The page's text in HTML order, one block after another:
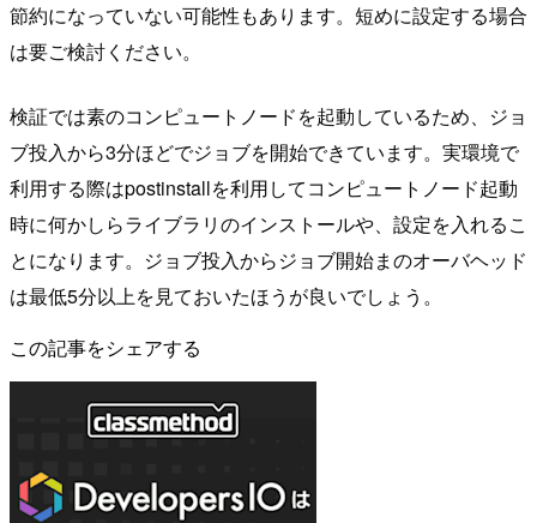
節約になっていない可能性もあります。短めに設定する場合
は要ご検討ください。
検証では素のコンピュートノードを起動しているため、ジョ
ブ投入から3分ほどでジョブを開始できています。実環境で
利用する際はpostinstallを利用してコンピュートノード起動
時に何かしらライブラリのインストールや、設定を入れるこ
とになります。ジョブ投入からジョブ開始まのオーバヘッド
は最低5分以上を見ておいたほうが良いでしょう。
この記事をシェアする